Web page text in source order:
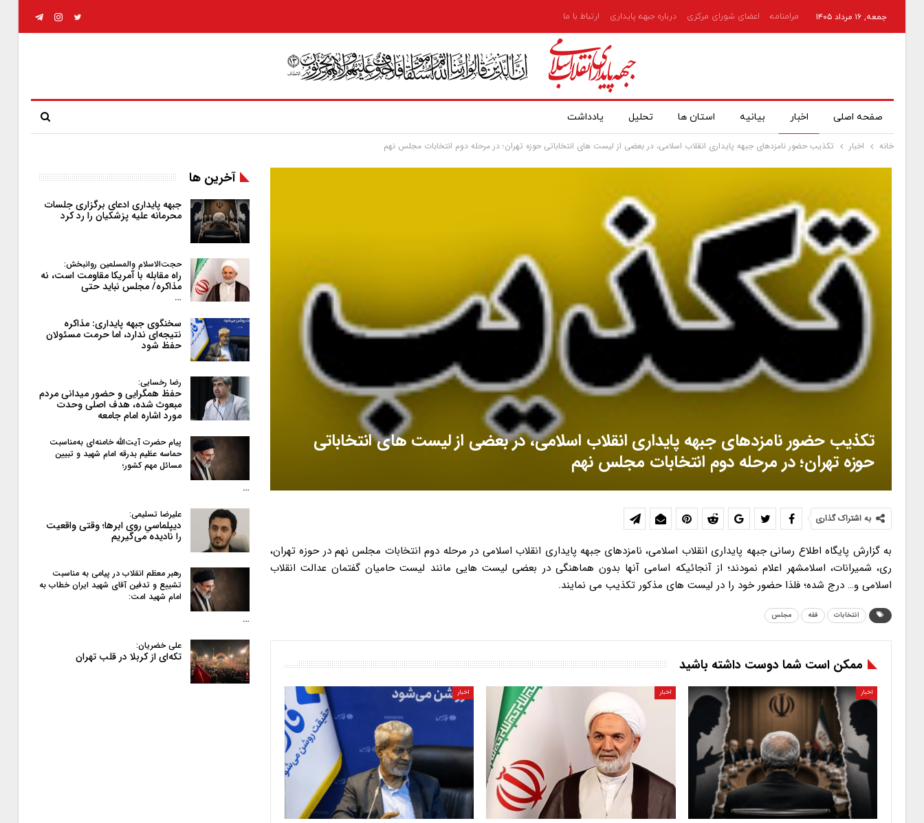
جمعه, ۱۶ مرداد ۱۴۰۵ مرامنامه اعضای شورای مرکزی درباره جبهه پایداری ارتباط با ما
صفحه اصلی اخبار بیانیه استان ها تحلیل یادداشت
خانه اخبار تکذیب حضور نامزدهای جبهه پایداری انقلاب اسلامی، در بعضی از لیست های انتخاباتی حوزه تهران؛ در مرحله دوم انتخابات مجلس نهم
تکذیب حضور نامزدهای جبهه پایداری انقلاب اسلامی، در بعضی از لیست های انتخاباتی
حوزه تهران؛ در مرحله دوم انتخابات مجلس نهم
به اشتراک گذاری
به گزارش پایگاه اطلاع رسانی جبهه پایداری انقلاب اسلامی، نامزدهای جبهه پایداری انقلاب اسلامی در مرحله دوم انتخابات مجلس نهم در حوزه تهران،
ری، شمیرانات، اسلامشهر اعلام نمودند؛ از آنجائیکه اسامی آنها بدون هماهنگی در بعضی لیست هایی مانند لیست حامیان گفتمان عدالت انقلاب
اسلامی و… درج شده؛ فلذا حضور خود را در لیست های مذکور تکذیب می نمایند.
انتخابات فقه مجلس
ممکن است شما دوست داشته باشید
اخبار اخبار اخبار
آخرین ها
جبهه پایداری ادعای برگزاری جلسات
محرمانه علیه پزشکیان را رد کرد
حجت‌الاسلام والمسلمین روانبخش:
راه مقابله با آمریکا مقاومت است، نه
مذاکره/ مجلس نباید حتی
…
سخنگوی جبهه پایداری: مذاکره
نتیجه‌ای ندارد، اما حرمت مسئولان
حفظ شود
رضا رخسایی:
حفظ همگرایی و حضور میدانی مردم
مبعوث شده، هدف اصلی وحدت
مورد اشاره امام جامعه
پیام حضرت آیت‌الله خامنه‌ای به‌مناسبت
حماسه عظیم بدرقه امام شهید و تبیین
مسائل مهم کشور؛
…
علیرضا تسلیمی:
دیپلماسیِ روی ابرها؛ وقتی واقعیت
را نادیده می‌گیریم
رهبر معظم انقلاب در پیامی به‌ مناسبت
تشییع و تدفین آقای شهید ایران خطاب به
امام شهید امت:
…
علی خضریان:
تکه‌ای از کربلا در قلب تهران